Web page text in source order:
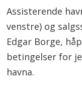
Assisterende
venstre) og
Edgar Borge,
betingelser for
havna.